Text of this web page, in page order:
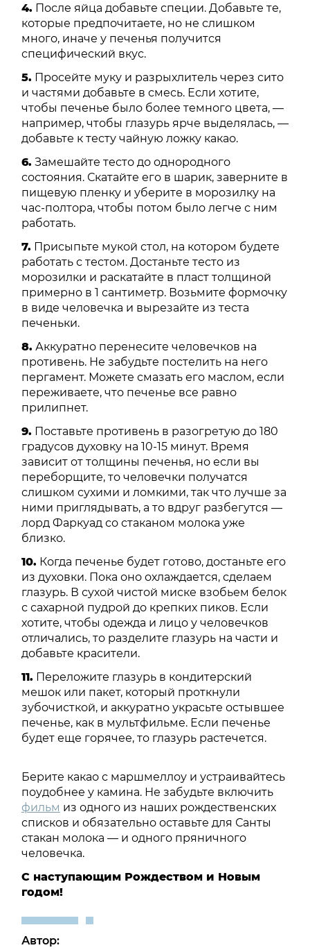
4. После яйца добавьте специи. Добавьте те,
которые предпочитаете, но не слишком
много, иначе у печенья получится
специфический вкус.
5. Просейте муку и разрыхлитель через сито
и частями добавьте в смесь. Если хотите,
чтобы печенье было более темного цвета, —
например, чтобы глазурь ярче выделялась, —
добавьте к тесту чайную ложку какао.
6. Замешайте тесто до однородного
состояния. Скатайте его в шарик, заверните в
пищевую пленку и уберите в морозилку на
час-полтора, чтобы потом было легче с ним
работать.
7. Присыпьте мукой стол, на котором будете
работать с тестом. Достаньте тесто из
морозилки и раскатайте в пласт толщиной
примерно в 1 сантиметр. Возьмите формочку
в виде человечка и вырезайте из теста
печеньки.
8. Аккуратно перенесите человечков на
противень. Не забудьте постелить на него
пергамент. Можете смазать его маслом, если
переживаете, что печенье все равно
прилипнет.
9. Поставьте противень в разогретую до 180
градусов духовку на 10-15 минут. Время
зависит от толщины печенья, но если вы
переборщите, то человечки получатся
слишком сухими и ломкими, так что лучше за
ними приглядывать, а то вдруг разбегутся —
лорд Фаркуад со стаканом молока уже
близко.
10. Когда печенье будет готово, достаньте его
из духовки. Пока оно охлаждается, сделаем
глазурь. В сухой чистой миске взобьем белок
с сахарной пудрой до крепких пиков. Если
хотите, чтобы одежда и лицо у человечков
отличались, то разделите глазурь на части и
добавьте красители.
11. Переложите глазурь в кондитерский
мешок или пакет, который проткнули
зубочисткой, и аккуратно украсьте остывшее
печенье, как в мультфильме. Если печенье
будет еще горячее, то глазурь растечется.
Берите какао с маршмеллоу и устраивайтесь
поудобнее у камина. Не забудьте включить
фильм из одного из наших рождественских
списков и обязательно оставьте для Санты
стакан молока — и одного пряничного
человечка.
С наступающим Рождеством и Новым
годом!
Автор: